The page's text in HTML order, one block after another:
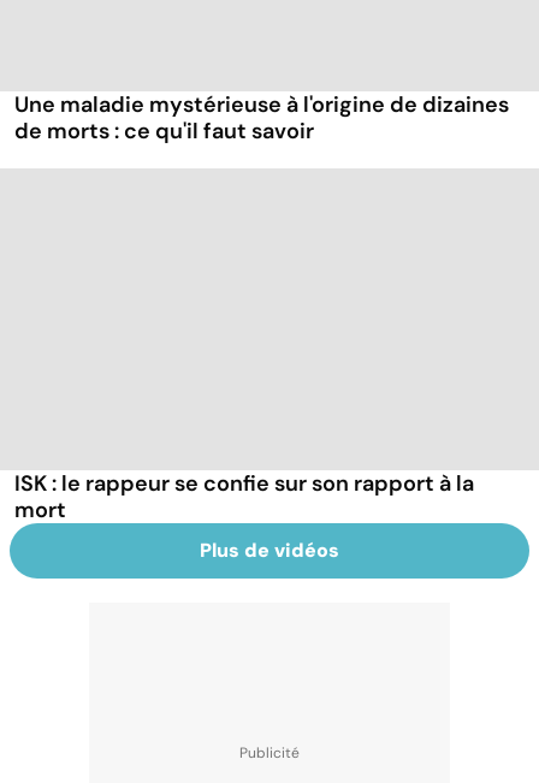
Une maladie mystérieuse à l'origine de dizaines
de morts : ce qu'il faut savoir
ISK : le rappeur se confie sur son rapport à la
mort
Plus de vidéos